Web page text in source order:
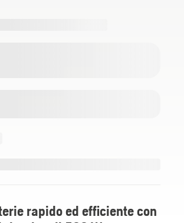
rapido ed efficiente con